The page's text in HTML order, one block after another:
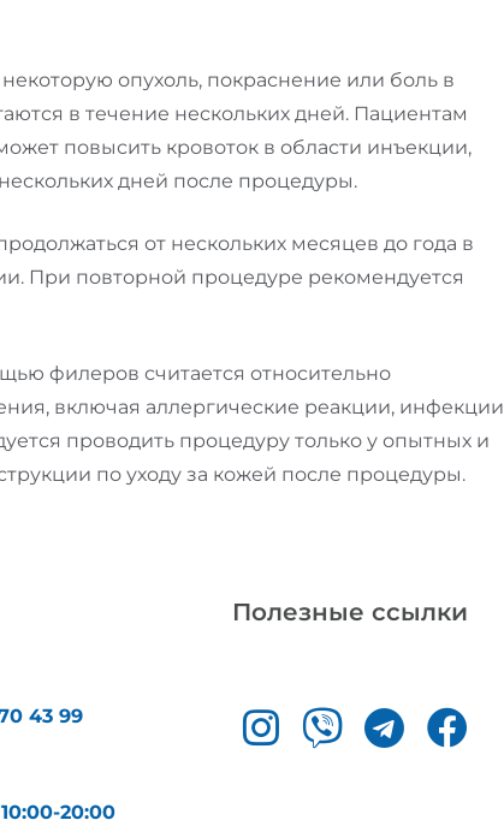
опухоль, покраснение или боль в
в течение нескольких дней. Пациентам
повысить кровоток в области инъекции,
дней после процедуры.
от нескольких месяцев до года в
При повторной процедуре рекомендуется
филеров считается относительно
включая аллергические реакции, инфекции
проводить процедуру только у опытных и
по уходу за кожей после процедуры.
43 99
20:00
Полезные ссылки